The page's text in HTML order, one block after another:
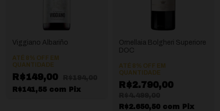
Viggiano Albariño
ATÉ 8% OFF EM
QUANTIDADE
R$149,00
R$141,55 com Pix
Ornellaia Bolgheri Superiore
DOC
ATÉ 8% OFF EM
QUANTIDADE
R$2.790,00
R$2.650,50 com Pix